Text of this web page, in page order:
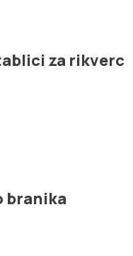
za rikverc
branika